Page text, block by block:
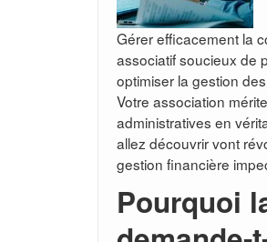
Gérer efficacement la
associatif soucieux de
optimiser la gestion
Votre association
administratives en
allez découvrir vont
gestion financière
Pourquoi